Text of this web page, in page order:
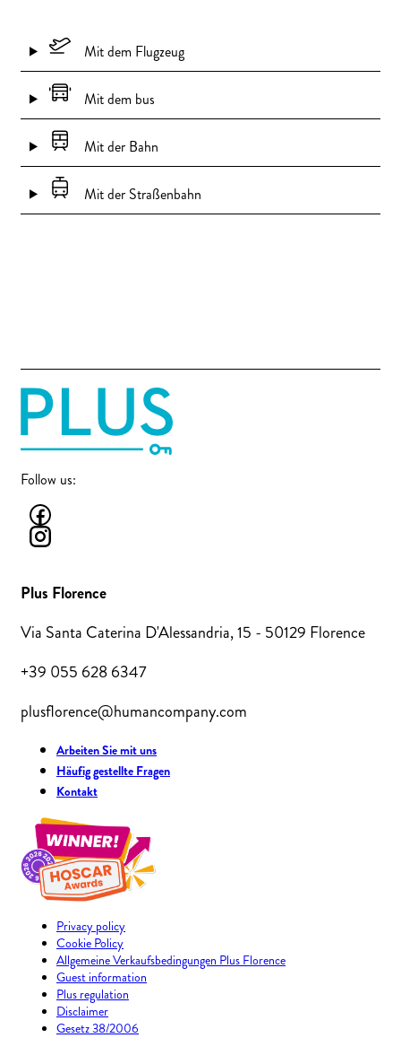
Mit dem Flugzeug
Mit dem bus
Mit der Bahn
Mit der Straßenbahn
Follow us:
Plus Florence
Via Santa Caterina D'Alessandria, 15 - 50129 Florence
+39 055 628 6347
plusflorence@humancompany.com
Arbeiten Sie mit uns
Häufig gestellte Fragen
Kontakt
Privacy policy
Cookie Policy
Allgemeine Verkaufsbedingungen Plus Florence
Guest information
Plus regulation
Disclaimer
Gesetz 38/2006